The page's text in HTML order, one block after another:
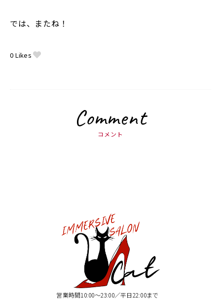
では、またね！
0 Likes
Comment
コメント
営業時間10:00〜23:00／平日22:00まで